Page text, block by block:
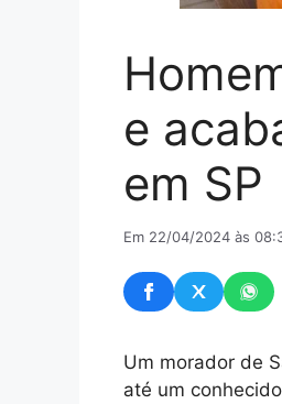
e
em SP
Em 22/04/2024 às
Um morador de
até um